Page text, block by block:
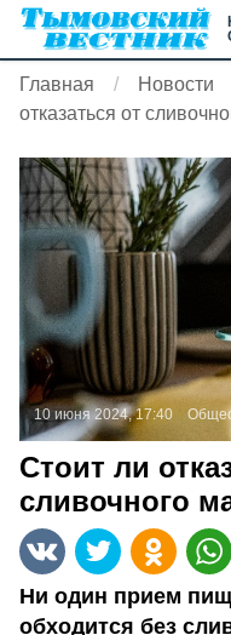
Главная Новости
отказаться от
10 июня 2024, 17:40
Стоит ли
сливочного
Ни один прием
обходится без